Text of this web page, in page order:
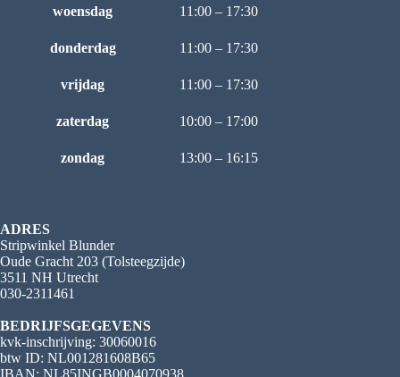
woensdag 11:00 – 17:30
donderdag 11:00 – 17:30
vrijdag 11:00 – 17:30
zaterdag 10:00 – 17:00
zondag 13:00 – 16:15
ADRES
Stripwinkel Blunder
Oude Gracht 203 (Tolsteegzijde)
3511 NH Utrecht
030-2311461
BEDRIJFSGEGEVENS
kvk-inschrijving: 30060016
btw ID: NL001281608B65
IBAN: NL85INGB0004070938